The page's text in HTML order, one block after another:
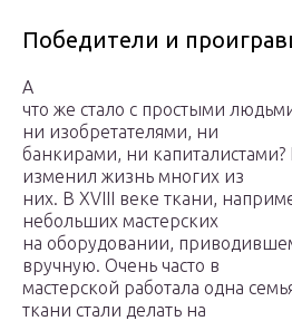
Победители и
А
что же стало с простыми
ни изобретателями, ни
банкирами, ни капиталистами?
изменил жизнь многих из
них. В XVIII веке ткани,
небольших мастерских
на оборудовании,
вручную. Очень часто в
мастерской работала одна
ткани стали делать на